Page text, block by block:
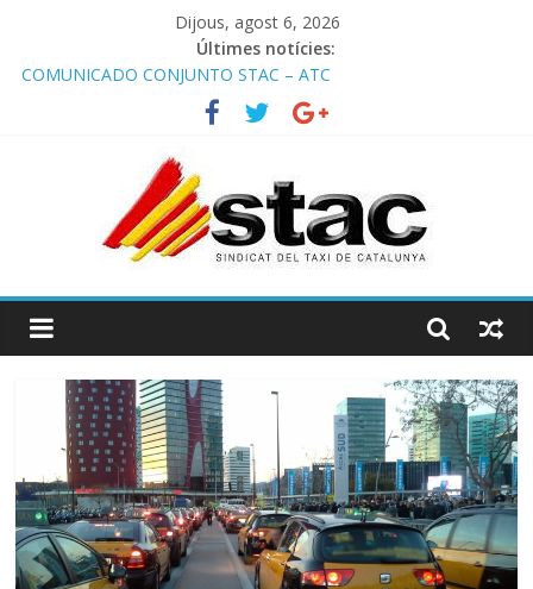
Dijous, agost 6, 2026
Últimes notícies:
COMUNICADO CONJUNTO STAC – ATC
Comunicado STAC/ ATC de la reunión con los Mossos d
‘Esquadra del aeropuerto de Barcelona.
Programa de Radio TAXI LIBRE 29.07.2026 en COOLTURA FM.
STAC/ATC SOLICITAN TAULA TÈCNICA PARA MEJORAR LA
OPERATIVA DE ENTRADA EN EL PUERTO DE BARCELONA.
Programa de Radio TAXI LIBRE 22.07.2026 en COOLTURA FM.